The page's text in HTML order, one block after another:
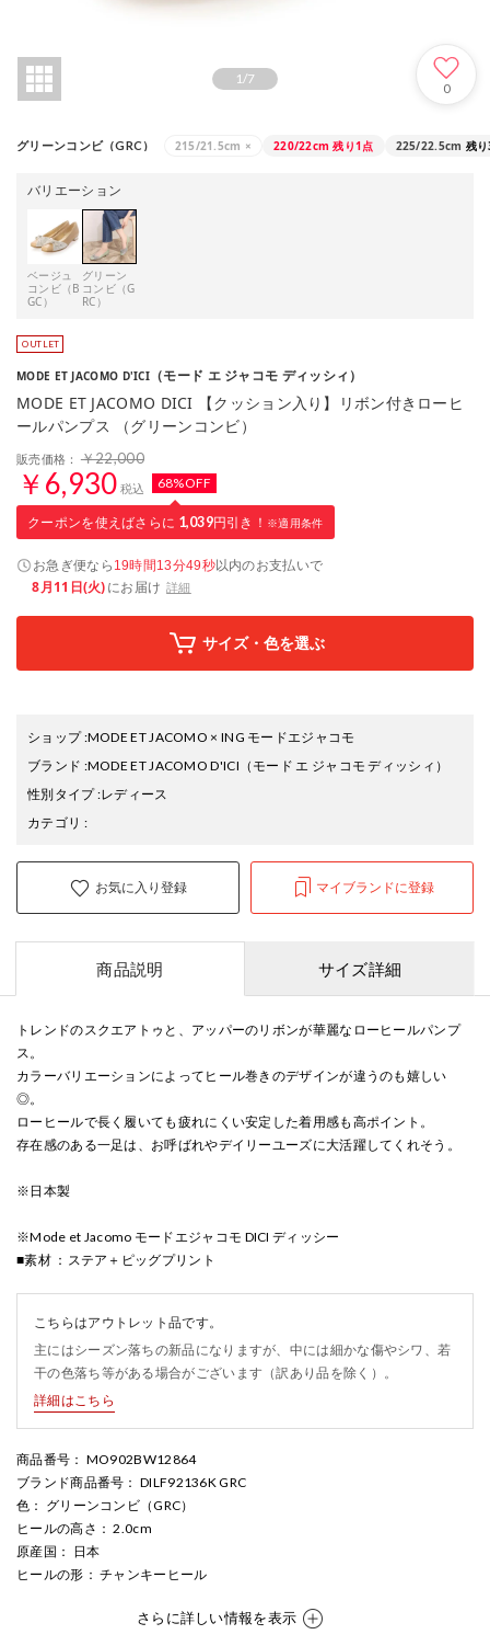
1 /7
0
グリーンコンビ（GRC） 215/21.5cm × 220/22cm 残り1点 225/22.5cm 残
バリエーション
ベージュ
コンビ（B
GC）
グリーン
コンビ（G
RC）
MODE ET JACOMO D'ICI （モード エ ジャコモ ディッシィ）
MODE ET JACOMO DICI 【クッション入り】リボン付きローヒ
ールパンプス （グリーンコンビ）
販売価格： ￥22,000
￥6,930 税込 68%OFF
クーポンを使えばさらに 1,039円引き！ ※適用条件
お急ぎ便なら 19時間13分48秒以内のお支払いで
8月11日(火)にお届け 詳細
サイズ・色を選ぶ
ショップ:MODE ET JACOMO × ING モードエジャコモ
ブランド :MODE ET JACOMO D'ICI （モード エ ジャコモ ディッシィ）
性別タイプ:レディース
カテゴリ :
お気に入り登録 マイブランドに登録
商品説明 サイズ詳細
トレンドのスクエアトゥと、アッパーのリボンが華麗なローヒールパンプ
ス。
カラーバリエーションによってヒール巻きのデザインが違うのも嬉しい
◎。
ローヒールで長く履いても疲れにくい安定した着用感も高ポイント。
存在感のある一足は、お呼ばれやデイリーユーズに大活躍してくれそう。
※日本製
※Mode et Jacomo モードエジャコモ DICI ディッシー
■素材 ：ステア＋ピッグプリント
こちらはアウトレット品です。
主にはシーズン落ちの新品になりますが、中には細かな傷やシワ、若
干の色落ち等がある場合がございます（訳あり品を除く）。
詳細はこちら
商品番号 ： MO902BW12864
ブランド商品番号 ： DILF92136K GRC
色 ： グリーンコンビ（GRC）
ヒールの高さ ： 2.0cm
原産国 ： 日本
ヒールの形 ： チャンキーヒール
さらに詳しい情報を表示